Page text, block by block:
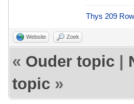
Thys 209
Website Zoek
« Ouder topic
topic »